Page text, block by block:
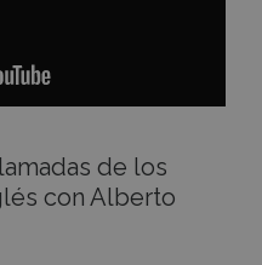
de los
con Alberto